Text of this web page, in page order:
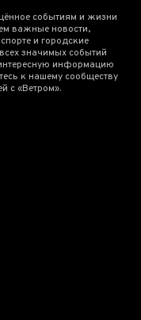
событиям и жизни
важные новости,
и городские
значимых событий
информацию
к нашему сообществу
с «Ветром».